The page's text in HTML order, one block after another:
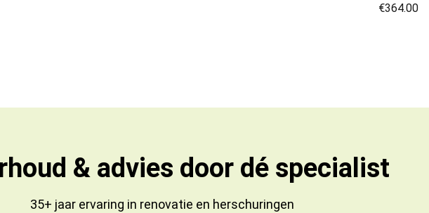
€364.00
& advies door dé specialist
35+ jaar ervaring in renovatie en herschuringen